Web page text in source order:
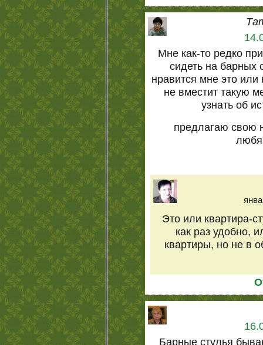
Мне как-то редко
сидеть на барных
нравится мне это или
не вместит такую
узнать об
предлагаю свою
Это или квартира-
как раз удобно,
квартиры, но не в
Барные стулья